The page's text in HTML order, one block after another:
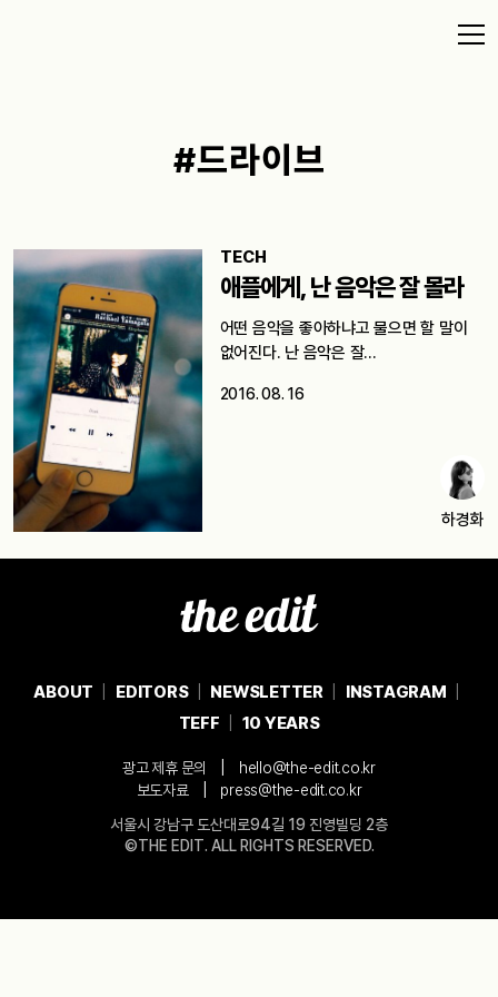
#드라이브
TECH
애플에게, 난 음악은 잘 몰라
어떤 음악을 좋아하냐고 물으면 할 말이
없어진다. 난 음악은 잘…
2016. 08. 16
하경화
ABOUT EDITORS NEWSLETTER
INSTAGRAM
TEFF
10 YEARS
광고 제휴 문의
hello@the-edit.co.kr
보도자료
press@the-edit.co.kr
서울시 강남구 도산대로94길 19 진영빌딩 2층
©THE EDIT. ALL RIGHTS RESERVED.